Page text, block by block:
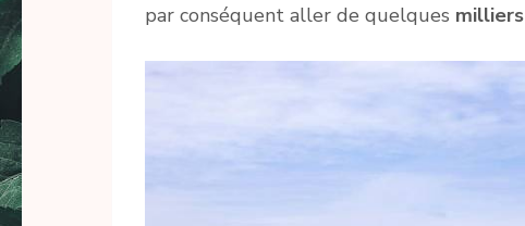
par conséquent aller de quelques milliers